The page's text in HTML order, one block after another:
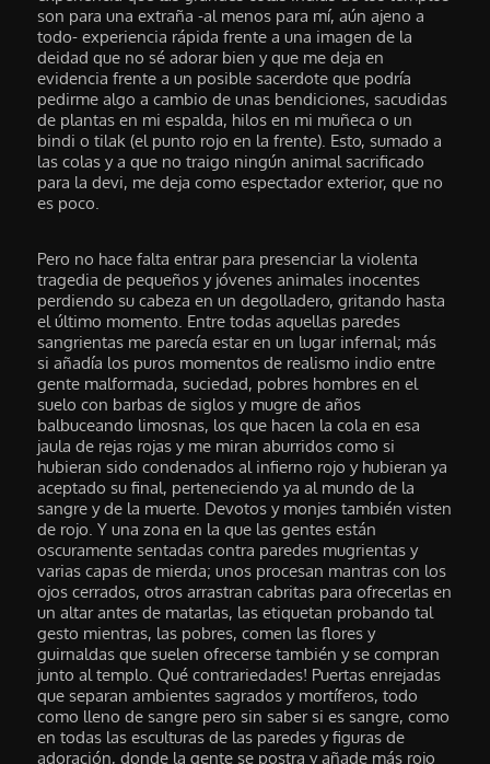
son para una extraña -al menos para mí, aún ajeno a
todo- experiencia rápida frente a una imagen de la
deidad que no sé adorar bien y que me deja en
evidencia frente a un posible sacerdote que podría
pedirme algo a cambio de unas bendiciones, sacudidas
de plantas en mi espalda, hilos en mi muñeca o un
bindi o tilak (el punto rojo en la frente). Esto, sumado a
las colas y a que no traigo ningún animal sacrificado
para la devi, me deja como espectador exterior, que no
es poco.
Pero no hace falta entrar para presenciar la violenta
tragedia de pequeños y jóvenes animales inocentes
perdiendo su cabeza en un degolladero, gritando hasta
el último momento. Entre todas aquellas paredes
sangrientas me parecía estar en un lugar infernal; más
si añadía los puros momentos de realismo indio entre
gente malformada, suciedad, pobres hombres en el
suelo con barbas de siglos y mugre de años
balbuceando limosnas, los que hacen la cola en esa
jaula de rejas rojas y me miran aburridos como si
hubieran sido condenados al infierno rojo y hubieran ya
aceptado su final, perteneciendo ya al mundo de la
sangre y de la muerte. Devotos y monjes también visten
de rojo. Y una zona en la que las gentes están
oscuramente sentadas contra paredes mugrientas y
varias capas de mierda; unos procesan mantras con los
ojos cerrados, otros arrastran cabritas para ofrecerlas en
un altar antes de matarlas, las etiquetan probando tal
gesto mientras, las pobres, comen las flores y
guirnaldas que suelen ofrecerse también y se compran
junto al templo. Qué contrariedades! Puertas enrejadas
que separan ambientes sagrados y mortíferos, todo
como lleno de sangre pero sin saber si es sangre, como
en todas las esculturas de las paredes y figuras de
adoración, donde la gente se postra y añade más rojo